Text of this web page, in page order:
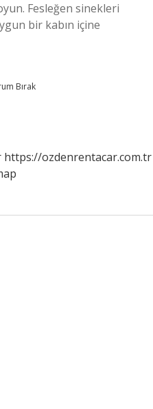
Fesleğen sinekleri
bir kabın içine
Bırak
https://ozdenrentacar.com.tr